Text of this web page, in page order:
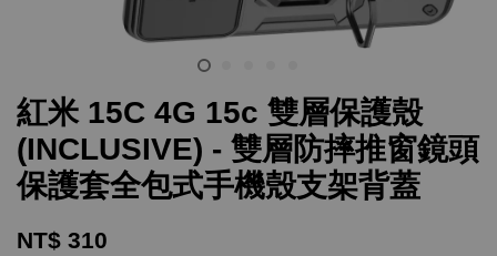
紅米 15C 4G 15c 雙層保護殼
(INCLUSIVE) - 雙層防摔推窗鏡頭
保護套全包式手機殼支架背蓋
NT$ 310